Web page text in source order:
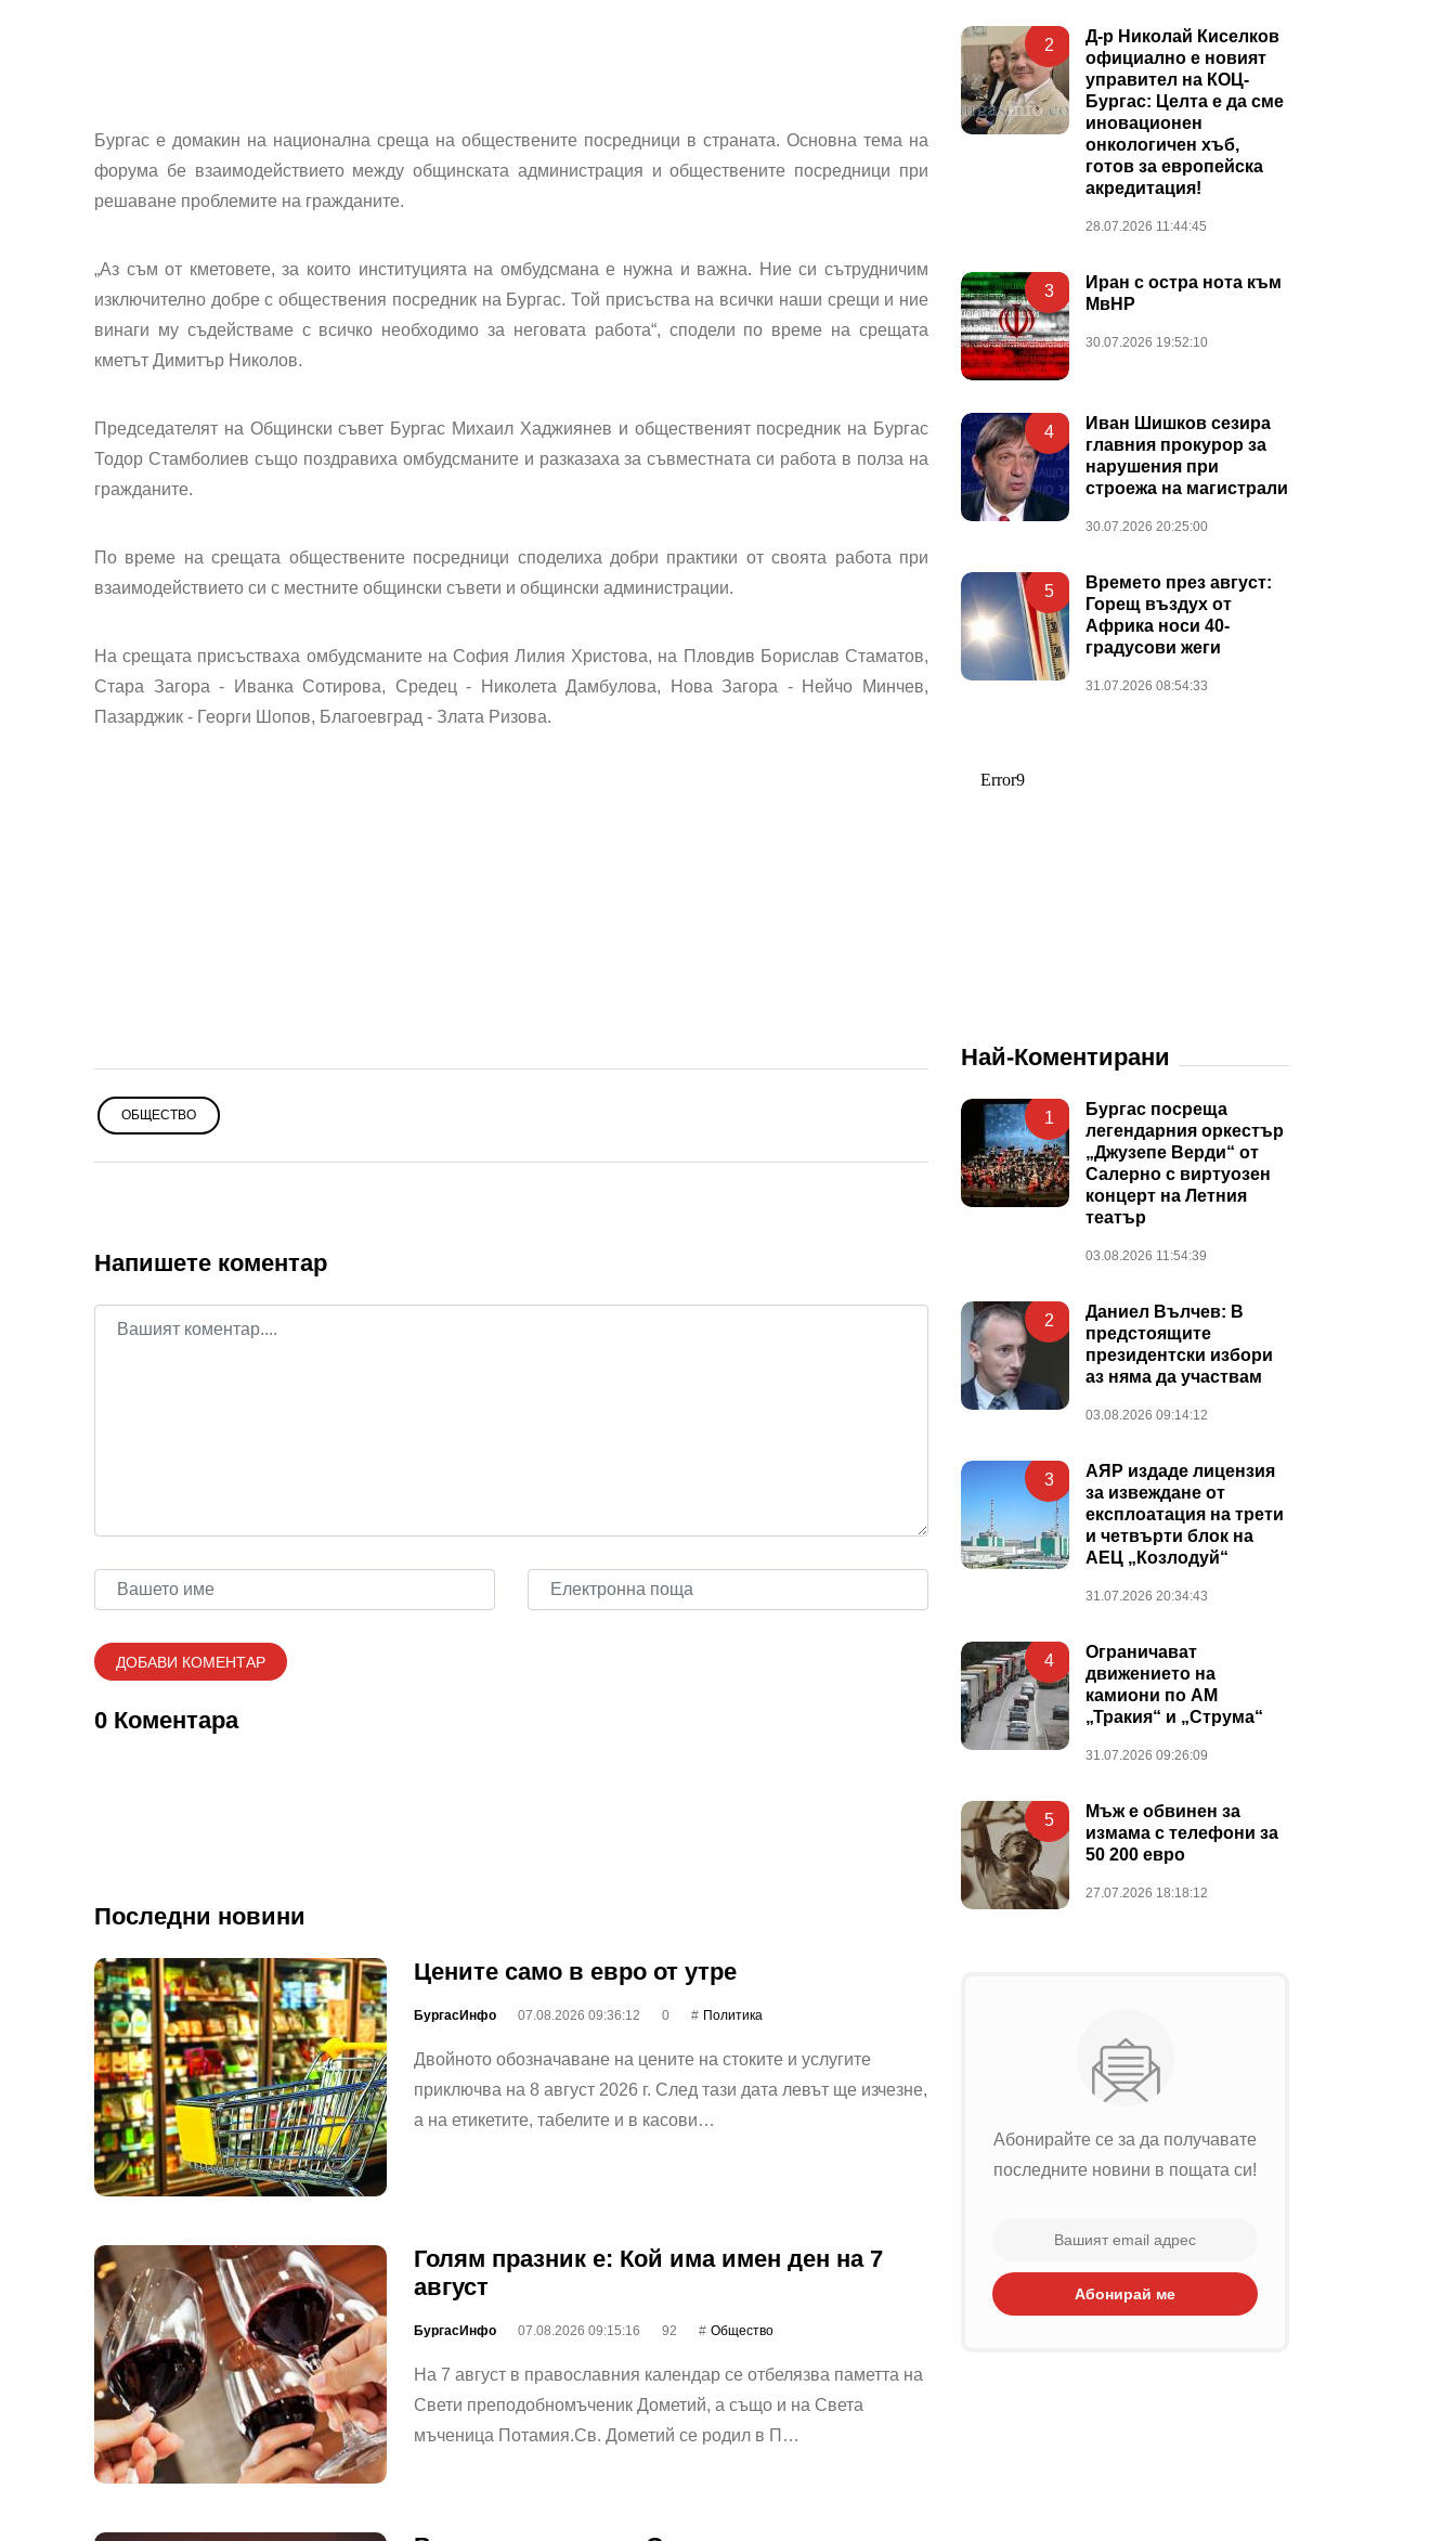
Бургас е домакин на национална среща на обществените посредници в страната. Основна тема на
форума бе взаимодействието между общинската администрация и обществените посредници при
решаване проблемите на гражданите.
„Аз съм от кметовете, за които институцията на омбудсмана е нужна и важна. Ние си сътрудничим
изключително добре с обществения посредник на Бургас. Той присъства на всички наши срещи и ние
винаги му съдействаме с всичко необходимо за неговата работа“, сподели по време на срещата
кметът Димитър Николов.
Председателят на Общински съвет Бургас Михаил Хаджиянев и общественият посредник на Бургас
Тодор Стамболиев също поздравиха омбудсманите и разказаха за съвместната си работа в полза на
гражданите.
По време на срещата обществените посредници споделиха добри практики от своята работа при
взаимодействието си с местните общински съвети и общински администрации.
На срещата присъстваха омбудсманите на София Лилия Христова, на Пловдив Борислав Стаматов,
Стара Загора - Иванка Сотирова, Средец - Николета Дамбулова, Нова Загора - Нейчо Минчев,
Пазарджик - Георги Шопов, Благоевград - Злата Ризова.
ОБЩЕСТВО
Напишете коментар
0 Коментара
Последни новини
Цените само в евро от утре
БургасИнфо 07.08.2026 09:36:12 0 Политика
Двойното обозначаване на цените на стоките и услугите
приключва на 8 август 2026 г. След тази дата левът ще изчезне,
а на етикетите, табелите и в касови…
Голям празник е: Кой има имен ден на 7
август
БургасИнфо 07.08.2026 09:15:16 92 Общество
На 7 август в православния календар се отбелязва паметта на
Свети преподобномъченик Дометий, а също и на Света
мъченица Потамия.Св. Дометий се родил в П…
2
Д-р Николай Киселков
официално е новият
управител на КОЦ-
Бургас: Целта е да сме
иновационен
онкологичен хъб,
готов за европейска
акредитация!
28.07.2026 11:44:45
3
Иран с остра нота към
МвНР
30.07.2026 19:52:10
4
Иван Шишков сезира
главния прокурор за
нарушения при
строежа на магистрали
30.07.2026 20:25:00
5
Времето през август:
Горещ въздух от
Африка носи 40-
градусови жеги
31.07.2026 08:54:33
Най-Коментирани
1
Бургас посреща
легендарния оркестър
„Джузепе Верди“ от
Салерно с виртуозен
концерт на Летния
театър
03.08.2026 11:54:39
2
Даниел Вълчев: В
предстоящите
президентски избори
аз няма да участвам
03.08.2026 09:14:12
3
АЯР издаде лицензия
за извеждане от
експлоатация на трети
и четвърти блок на
АЕЦ „Козлодуй“
31.07.2026 20:34:43
4
Ограничават
движението на
камиони по АМ
„Тракия“ и „Струма“
31.07.2026 09:26:09
5
Мъж е обвинен за
измама с телефони за
50 200 евро
27.07.2026 18:18:12
Абонирайте се за да получавате
последните новини в пощата си!
Абонирай ме